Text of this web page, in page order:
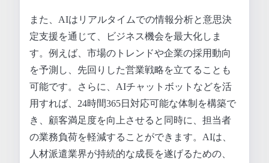
また、AIはリアルタイムでの情報分析と意思決
定支援を通じて、ビジネス機会を最大化しま
す。例えば、市場のトレンドや企業の採用動向
を予測し、先回りした営業戦略を立てることも
可能です。さらに、AIチャットボットなどを活
用すれば、24時間365日対応可能な体制を構築で
き、顧客満足度を向上させると同時に、担当者
の業務負荷を軽減することができます。AIは、
人材派遣業界が持続的な成長を遂げるための、